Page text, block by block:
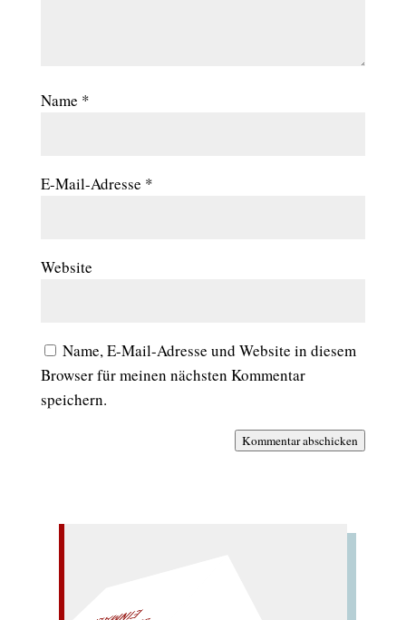
Name *
E-Mail-Adresse *
Website
Name, E-Mail-Adresse und Website in diesem
Browser für meinen nächsten Kommentar
speichern.
Kommentar abschicken